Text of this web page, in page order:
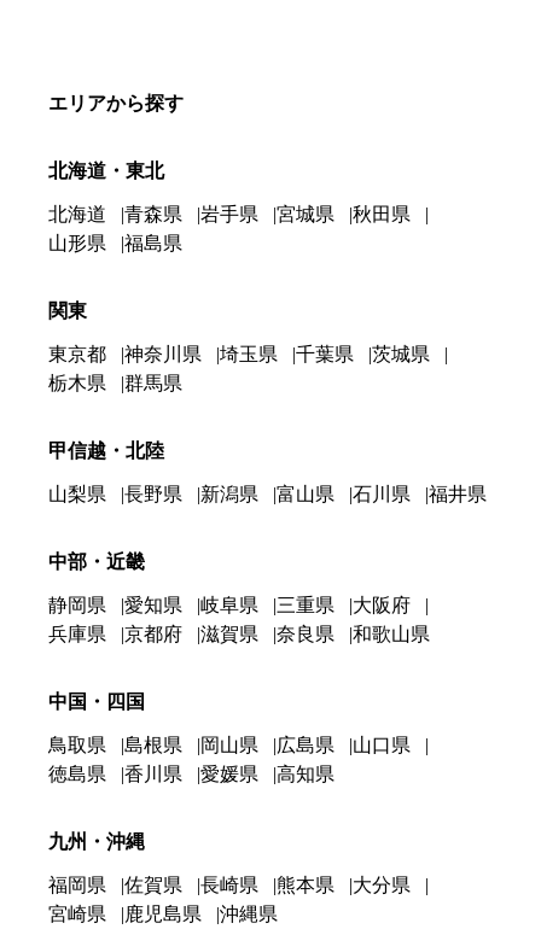
エリアから探す
北海道・東北
北海道 青森県 岩手県 宮城県
秋田県
山形県
福島県
関東
東京都 神奈川県 埼玉県 千葉県
茨城県
栃木県
群馬県
甲信越・北陸
山梨県 長野県 新潟県 富山県 石川県 福井県
中部・近畿
静岡県 愛知県 岐阜県 三重県
大阪府
兵庫県
京都府 滋賀県 奈良県 和歌山県
中国・四国
鳥取県 島根県 岡山県 広島県
山口県
徳島県
香川県 愛媛県 高知県
九州・沖縄
福岡県 佐賀県 長崎県 熊本県
大分県
宮崎県
鹿児島県 沖縄県